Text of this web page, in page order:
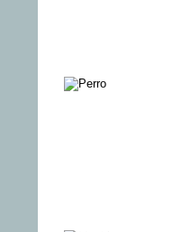
Die Liebe des
Hans Albers